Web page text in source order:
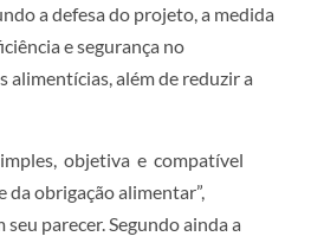
a defesa do projeto, a medida
e segurança no
alimentícias, além de reduzir a
objetiva e compatível
obrigação alimentar”,
seu parecer. Segundo ainda a